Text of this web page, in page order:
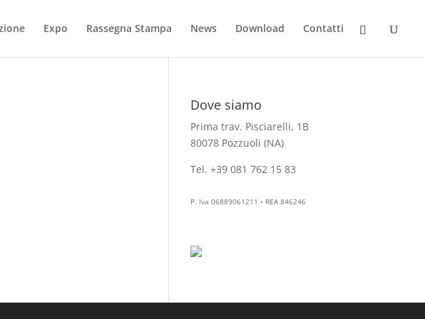
Expo Rassegna Stampa News Download Contatti
Dove siamo
Prima trav. Pisciarelli, 1B
80078 Pozzuoli (NA)
Tel. +39 081 762 15 83
P. Iva 06889061211 • REA 846246